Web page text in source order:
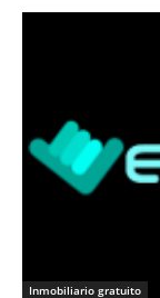
Inmobiliario gratuito